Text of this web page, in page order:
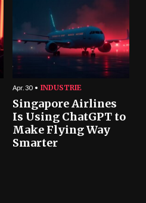
Apr. 30 INDUSTRIE
Singapore Airlines
Is Using ChatGPT to
Make Flying Way
Smarter